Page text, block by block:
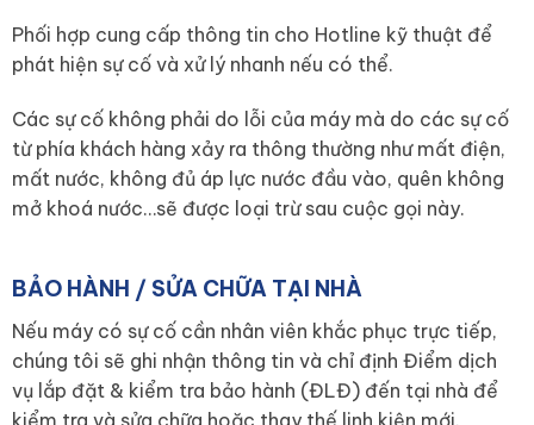
Phối hợp cung cấp thông tin cho Hotline kỹ thuật để
phát hiện sự cố và xử lý nhanh nếu có thể.
Các sự cố không phải do lỗi của máy mà do các sự cố
từ phía khách hàng xảy ra thông thường như mất điện,
mất nước, không đủ áp lực nước đầu vào, quên không
mở khoá nước…sẽ được loại trừ sau cuộc gọi này.
BẢO HÀNH / SỬA CHỮA TẠI NHÀ
Nếu máy có sự cố cần nhân viên khắc phục trực tiếp,
chúng tôi sẽ ghi nhận thông tin và chỉ định Điểm dịch
vụ lắp đặt & kiểm tra bảo hành (ĐLĐ) đến tại nhà để
kiểm tra và sửa chữa hoặc thay thế linh kiện mới.